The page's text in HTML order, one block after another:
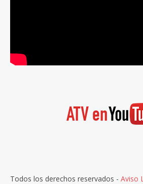
Todos los derechos reservados - Aviso